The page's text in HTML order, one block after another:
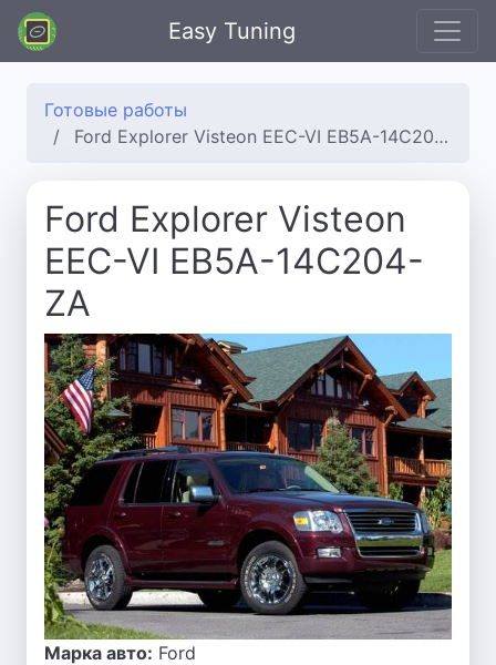
Easy Tuning
Готовые работы
Ford Explorer Visteon EEC-VI EB5A-14C204-ZA
Ford Explorer Visteon
EEC-VI EB5A-14C204-
ZA
Марка авто: Ford